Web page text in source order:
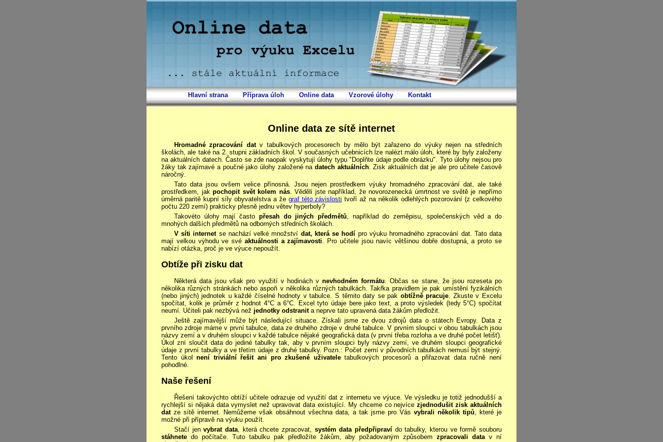
Hlavní strana Příprava úloh Online data Vzorové úlohy Kontakt
Online data ze sítě internet
Hromadné zpracování datv tabulkových procesorech by mělo být zařazeno do výuky nejen na středních
školách, ale také na 2. stupni základních škol. V současných učebnicích lze nalézt málo úloh, které by byly založeny
na aktuálních datech. Často se zde naopak vyskytují úlohy typu "Doplňte údaje podle obrázku". Tyto úlohy nejsou pro
žáky tak zajímavé a poučné jako úlohy založené na datech aktuálních. Zisk aktuálních dat je ale pro učitele časově
náročný.
Tato data jsou ovšem velice přínosná. Jsou nejen prostředkem výuky hromadného zpracování dat, ale také
prostředkem, jakpochopit svět kolem nás. Věděli jste například, že novorozenecká úmrtnost ve světě je nepřímo
úměrná paritě kupní síly obyvatelstva a že graf této závislosti tvoří až na několik odlehlých pozorování (z celkového
počtu 220 zemí) prakticky přesně jednu větev hyperboly?
Takovéto úlohy mají často přesah do jiných předmětů , například do zeměpisu, společenských věd a do
mnohých dalších předmětů na odborných středních školách.
V síti internetse nachází velké množství dat, která se hodí pro výuku hromadného zpracování dat. Tato data
mají velkou výhodu ve své aktuálnosti a zajímavosti . Pro učitele jsou navíc většinou dobře dostupná, a proto se
nabízí otázka, proč je ve výuce nepoužít.
Obtíže při zisku dat
Některá data jsou však pro využití v hodinách vnevhodném formátu . Občas se stane, že jsou rozeseta po
několika různých stránkách nebo aspoň v několika různých tabulkách. Takřka pravidlem je pak umístění fyzikálních
(nebo jiných) jednotek u každé číselné hodnoty v tabulce. S těmito daty se pak obtížně pracuje . Zkuste v Excelu
spočítat, kolik je průměr z hodnot 4°C a 6°C. Excel tyto údaje bere jako text, a proto výsledek (tedy 5°C) spočítat
neumí. Učiteli pak nezbývá než jednotky odstranit a neprve tato upravená data žákům předložit.
Ještě zajímavější může být následující situace. Získali jsme ze dvou zdrojů data o státech Evropy. Data z
prvního zdroje máme v první tabulce, data ze druhého zdroje v druhé tabulce. V prvním sloupci v obou tabulkách jsou
názvy zemí a v druhém sloupci v každé tabulce nějaké geografická data (v první třeba rozloha a ve druhé počet letišť).
Úkol zní sloučit data do jediné tabulky tak, aby v prvním sloupci byly názvy zemí, ve druhém sloupci geografické
údaje z první tabulky a ve třetím údaje z druhé tabulky. Pozn.: Počet zemí v původních tabulkách nemusí být stejný.
Tento úkolnení triviální řešit ani pro zkušené uživateletabulkových procesorů a přiřazovat data ručně není
pohodlné.
Naše řešení
Řešení takovýchto obtíží učitele odrazuje od využití dat z internetu ve výuce. Ve výsledku je totiž jednodušší a
rychlejší si nějaká data vymyslet než upravovat data existující. My chceme co nejvícezjednodušit zisk aktuálních
datze sítě internet. Nemůžeme však obsáhnout všechna data, a tak jsme pro Vás vybrali několik tipů , které je
možné při přípravě na výuku použít.
Stačí jenvybrat data , která chcete zpracovat, systém data předpřipraví do tabulky, kterou ve formě souboru
stáhnete do počítače. Tuto tabulku pak předložíte žákům, aby požadovaným způsobemzpracovali data v ní